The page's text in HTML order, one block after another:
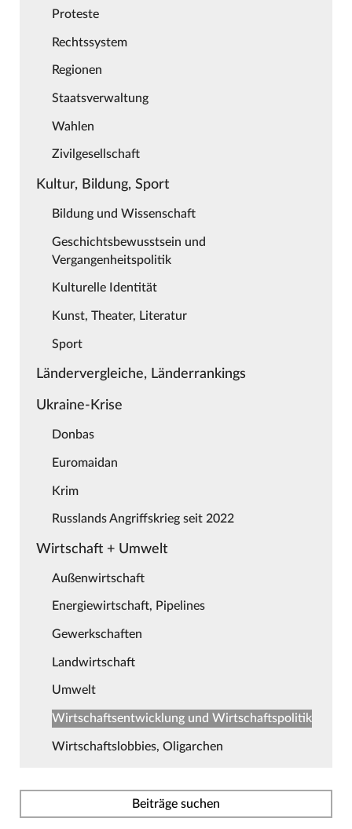
Proteste
Rechtssystem
Regionen
Staatsverwaltung
Wahlen
Zivilgesellschaft
Kultur, Bildung, Sport
Bildung und Wissenschaft
Geschichtsbewusstsein und
Vergangenheitspolitik
Kulturelle Identität
Kunst, Theater, Literatur
Sport
Ländervergleiche, Länderrankings
Ukraine-Krise
Donbas
Euromaidan
Krim
Russlands Angriffskrieg seit 2022
Wirtschaft + Umwelt
Außenwirtschaft
Energiewirtschaft, Pipelines
Gewerkschaften
Landwirtschaft
Umwelt
Wirtschaftsentwicklung und Wirtschaftspolitik
Wirtschaftslobbies, Oligarchen
Beiträge suchen